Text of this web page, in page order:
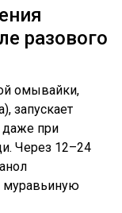
разового
омывайки,
запускает
даже при
Через 12–24
муравьиную